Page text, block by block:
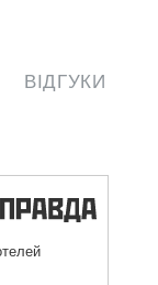
ВІДГУКИ